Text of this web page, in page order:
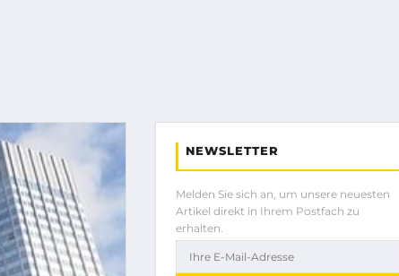
NEWSLETTER
Melden Sie sich an, um unsere neuesten
Artikel direkt in Ihrem Postfach zu
erhalten.